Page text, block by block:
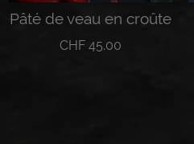
Pâté de veau en croûte
CHF45.00